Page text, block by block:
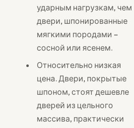
ударным нагрузкам, чем
двери, шпонированные
мягкими породами –
сосной или ясенем.
Относительно низкая
цена. Двери, покрытые
шпоном, стоят дешевле
дверей из цельного
массива, практически